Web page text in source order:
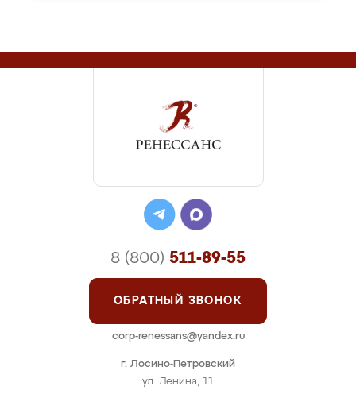
г. Лосино-Петровский
ул. Ленина, 11
8 (800) 511-89-55
ОБРАТНЫЙ ЗВОНОК
corp-renessans@yandex.ru